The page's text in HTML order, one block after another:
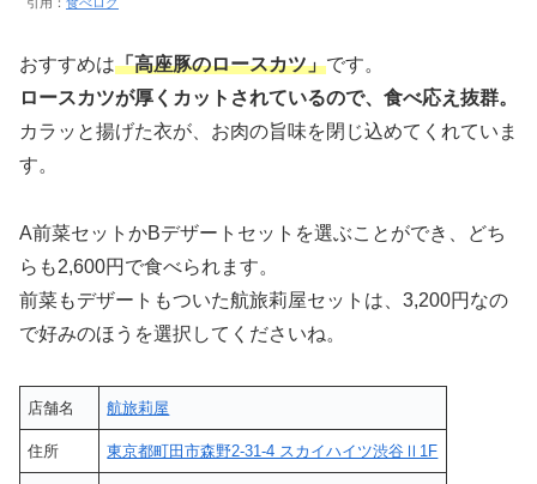
おすすめは「高座豚のロースカツ」です。
ロースカツが厚くカットされているので、食べ応え抜群。
カラッと揚げた衣が、お肉の旨味を閉じ込めてくれていま
す。
A前菜セットかBデザートセットを選ぶことができ、どち
らも2,600円で食べられます。
前菜もデザートもついた航旅莉屋セットは、3,200円なの
で好みのほうを選択してくださいね。
店舗名 航旅莉屋
住所 東京都町田市森野2-31-4 スカイハイツ渋谷Ⅱ1F